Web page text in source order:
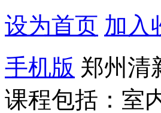
设为首页 加入
手机版 郑州清
课程包括：室